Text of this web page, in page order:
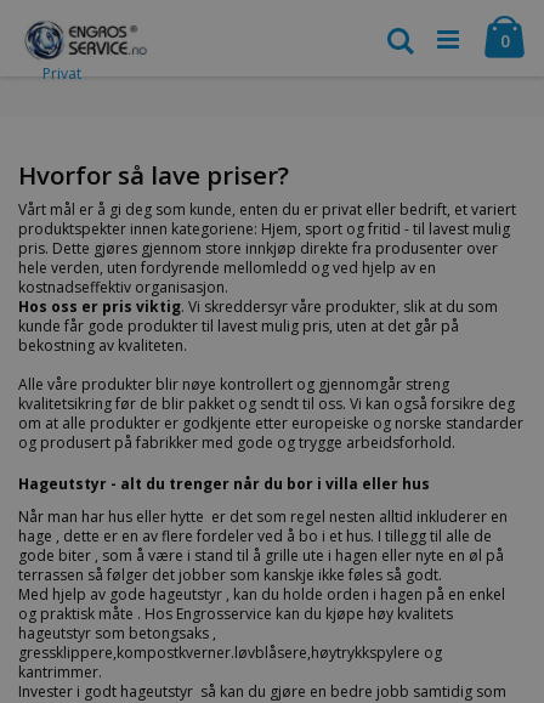
til
innhold
Privat
0
Søk
hverdager 09.00-18.00 Lørdag 10.00-15.00 Søndag: Stengt
Hvorfor så lave priser?
Vårt mål er å gi deg som kunde, enten du er privat eller bedrift, et variert
produktspekter innen kategoriene: Hjem, sport og fritid - til lavest mulig
pris. Dette gjøres gjennom store innkjøp direkte fra produsenter over
hele verden, uten fordyrende mellomledd og ved hjelp av en
kostnadseffektiv organisasjon.
Hos oss er pris viktig. Vi skreddersyr våre produkter, slik at du som
kunde får gode produkter til lavest mulig pris, uten at det går på
bekostning av kvaliteten.
Alle våre produkter blir nøye kontrollert og gjennomgår streng
kvalitetsikring før de blir pakket og sendt til oss. Vi kan også forsikre deg
om at alle produkter er godkjente etter europeiske og norske standarder
og produsert på fabrikker med gode og trygge arbeidsforhold.
Hageutstyr - alt du trenger når du bor i villa eller hus
Når man har hus eller hytte er det som regel nesten alltid inkluderer en
hage , dette er en av flere fordeler ved å bo i et hus. I tillegg til alle de
gode biter , som å være i stand til å grille ute i hagen eller nyte en øl på
terrassen så følger det jobber som kanskje ikke føles så godt.
Med hjelp av gode hageutstyr , kan du holde orden i hagen på en enkel
og praktisk måte . Hos Engrosservice kan du kjøpe høy kvalitets
hageutstyr som betongsaks ,
gressklippere,kompostkverner.løvblåsere,høytrykkspylere og
kantrimmer.
Invester i godt hageutstyr så kan du gjøre en bedre jobb samtidig som